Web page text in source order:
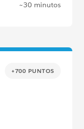
~30 minutos
+700 PUNTOS